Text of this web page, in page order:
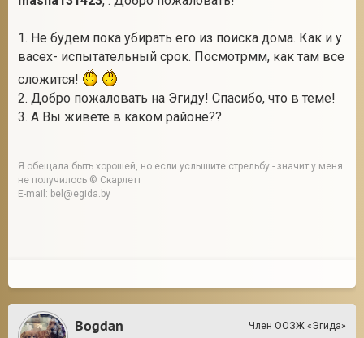
1. Не будем пока убирать его из поиска дома. Как и у
васех- испытательный срок. Посмотрмм, как там все
сложится!
2. Добро пожаловать на Эгиду! Спасибо, что в теме!
3. А Вы живете в каком районе??
Я обещала быть хорошей, но если услышите стрельбу - значит у меня
не получилось © Скарлетт
E-mail: bel@egida.by
Bogdan
Член ООЗЖ «Эгида»